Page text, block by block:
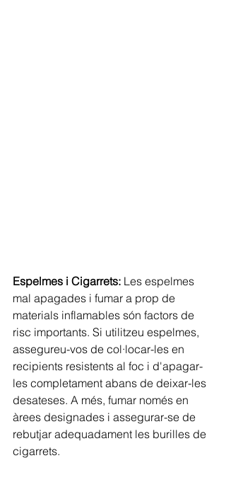
Espelmes i Cigarrets: Les espelmes
mal apagades i fumar a prop de
materials inflamables són factors de
risc importants. Si utilitzeu espelmes,
assegureu-vos de col·locar-les en
recipients resistents al foc i d'apagar-
les completament abans de deixar-les
desateses. A més, fumar només en
àrees designades i assegurar-se de
rebutjar adequadament les burilles de
cigarrets.